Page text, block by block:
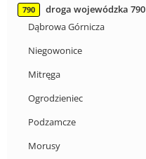
790
droga wojewódzka 790
Dąbrowa Górnicza
Niegowonice
Mitręga
Ogrodzieniec
Podzamcze
Morusy